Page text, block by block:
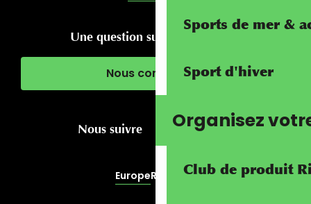
Sports de mer &
Sport d'hiver
Organisez
Club de produit
Une question sur votre séjour ?
Nous contacter
Nous suivre
EuropeRivierALP